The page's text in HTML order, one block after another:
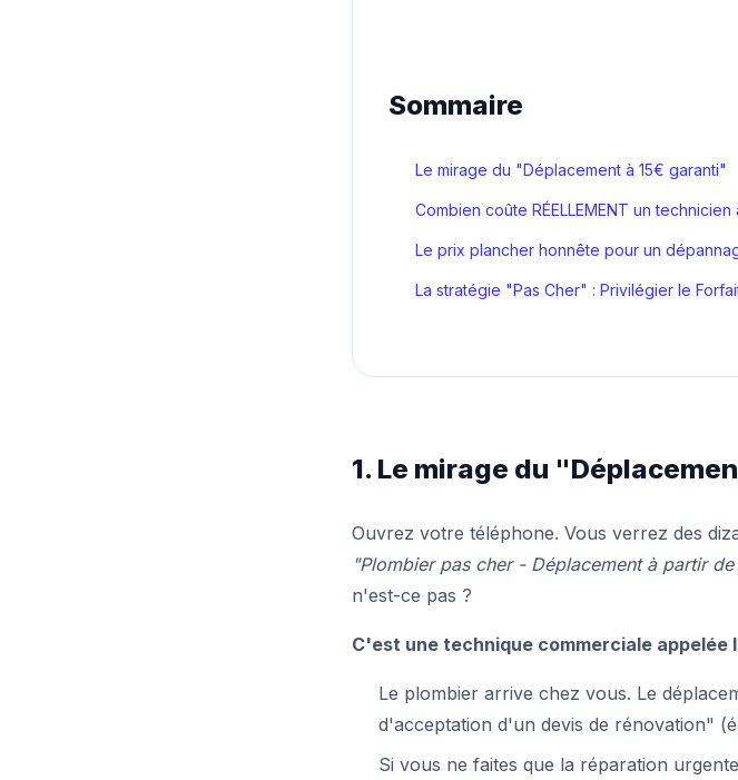
Sommaire
Le mirage du "Déplacement à 15€ garanti"
Combien coûte RÉELLEMENT un technicien
Le prix plancher honnête pour un
La stratégie "Pas Cher" : Privilégier le
1. Le mirage du
Ouvrez votre téléphone. Vous verrez des
"Plombier pas cher - Déplacement à partir
n'est-ce pas ?
C'est une technique commerciale
Le plombier arrive chez vous. Le
d'acceptation d'un devis de rénovation"
Si vous ne faites que la réparation